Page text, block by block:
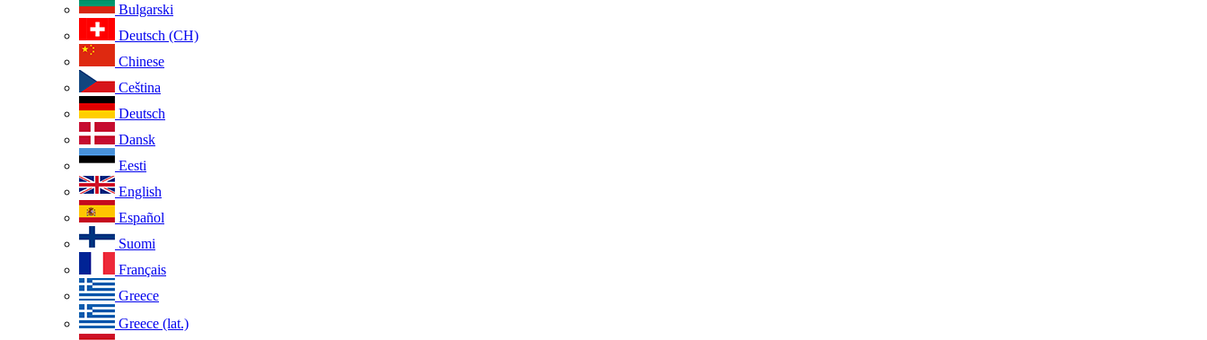
Bulgarski
Deutsch (CH)
Chinese
Ceština
Deutsch
Dansk
Eesti
English
Español
Suomi
Français
Greece
Greece (lat.)